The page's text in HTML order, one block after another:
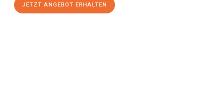
JETZT ANGEBOT ERHALTEN